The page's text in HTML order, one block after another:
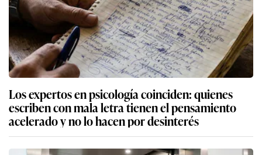
Los expertos en psicología coinciden: quienes
escriben con mala letra tienen el pensamiento
acelerado y no lo hacen por desinterés